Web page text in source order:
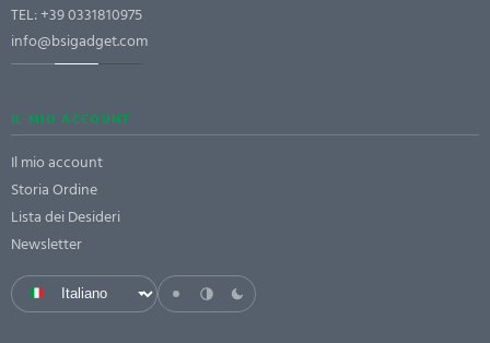
TEL:+39 0331810975
info@bsigadget.com
IL MIO ACCOUNT
Il mio account
Storia Ordine
Lista dei Desideri
Newsletter